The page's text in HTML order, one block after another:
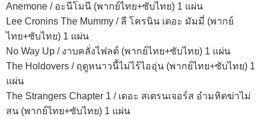
Anemone / อะนีโมนี (พากย์ไทย+ซับไทย) 1 แผ่น
Lee Cronins The Mummy / ลี โครนิน เดอะ มัมมี่ (พากย์
ไทย+ซับไทย) 1 แผ่น
No Way Up / งาบคลั่งไฟลต์ (พากย์ไทย+ซับไทย) 1 แผ่น
The Holdovers / ฤดูหนาวนี้ไม่ไร้ไออุ่น (พากย์ไทย+ซับไทย) 1
แผ่น
The Strangers Chapter 1 / เดอะ สเตรนเจอร์ส อำมหิตฆ่าไม่
สน (พากย์ไทย+ซับไทย) 1 แผ่น